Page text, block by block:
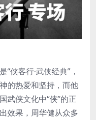
侠客行·武侠经典”，
的热爱和坚持，而他
武侠文化中“侠”的正
效果，周华健从众多